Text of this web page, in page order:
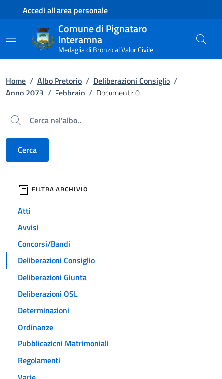
Contenuto principale
Piede di paginaAccedi all'area personale
Comune di Pignataro
Interamna
Medaglia di Bronzo al Valor Civile
Home / Albo Pretorio / Deliberazioni Consiglio /
Anno 2073 / Febbraio / Documenti: 0
Cerca
Cerca
filtri da applicare
FILTRA ARCHIVIO
Atti
Avvisi
Concorsi/Bandi
Deliberazioni Consiglio
Deliberazioni Giunta
Deliberazioni OSL
Determinazioni
Ordinanze
Pubblicazioni Matrimoniali
Regolamenti